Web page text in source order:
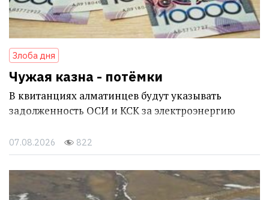
Злоба дня
Чужая казна - потёмки
В квитанциях алматинцев будут указывать
задолженность ОСИ и КСК за электроэнергию
07.08.2026 822